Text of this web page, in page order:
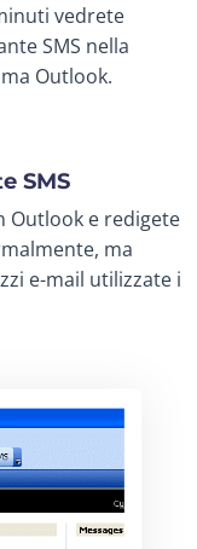
vedrete
SMS nella
Outlook.
SMS
Outlook e redigete
ma
e-mail utilizzate i